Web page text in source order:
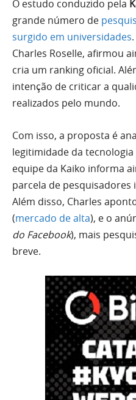
O estudo conduzido pela
grande número de
surgido em universidades
Charles Roselle, afirmou
cria um ranking oficial.
intenção de criticar a
realizados pelo mundo.
Com isso, a proposta é
legitimidade da
equipe da Kaiko informa
parcela de
Além disso, Charles
(mercado de alta), e o
do Facebook), mais
breve.